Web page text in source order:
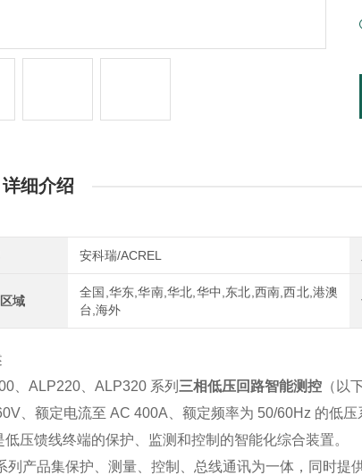
详细介绍
安科瑞/ACREL
域
全国,华东,华南,华北,华中,东北,西南,西北,港澳
台,海外
、ALP220、ALP320 系列 三相低压回路智能测控 （以
、额定电流至 AC 400A、额定频率为 50/60Hz 的低
低压馈线终端的保护、监测和控制的智能化综合装置。
列产品集保护、测量、控制、总线通讯为一体，同时提